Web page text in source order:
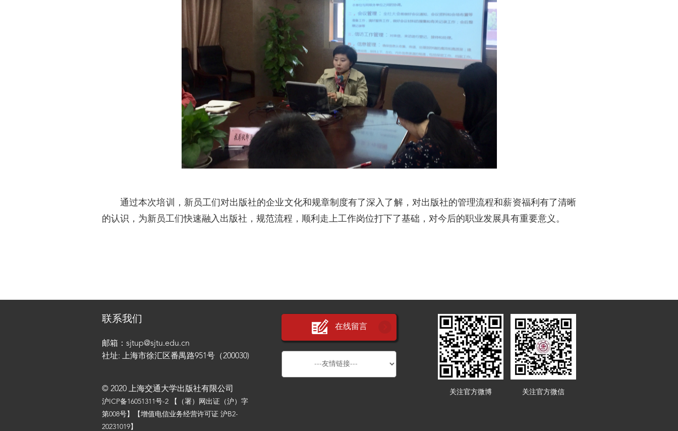
通过本次培训，新员工们对出版社的企业文化和规章制度有了深入了解，对出版社的管理流程和薪资福利有了清晰
的认识，为新员工们快速融入出版社，规范流程，顺利走上工作岗位打下了基础，对今后的职业发展具有重要意义。
联系我们
邮箱：sjtup@sjtu.edu.cn
社址: 上海市徐汇区番禺路951号（200030)
© 2020 上海交通大学出版社有限公司
沪ICP备16051311号-2 【（署）网出证（沪）字
第008号】【增值电信业务经营许可证 沪B2-
20231019】
在线留言
关注官方微博 关注官方微信